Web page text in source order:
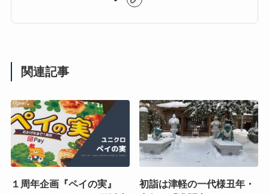
関連記事
１周年企画『ペイの実』
初詣は津軽の一代様丑年・